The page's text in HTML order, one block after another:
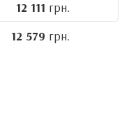
12 111 грн.
12 579 грн.